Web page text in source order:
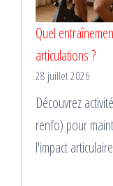
Quel
articulations ?
28 juillet 2026
Découvrez
renfo) pour
l'impact